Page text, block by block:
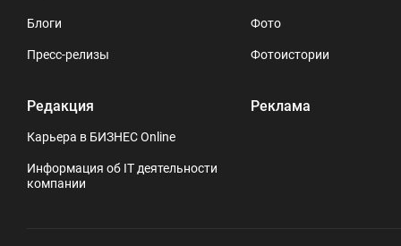
Блоги
Пресс-релизы
Редакция
Карьера в БИЗНЕС Online
Информация об IT деятельности
компании
Фото
Фотоистории
Реклама